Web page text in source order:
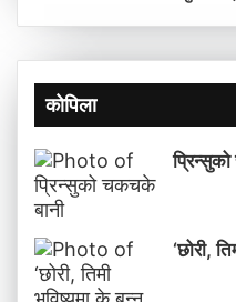
कोपिला
‘छोरी,